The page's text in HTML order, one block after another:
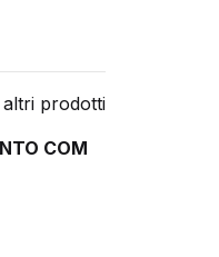
prodotti
COM